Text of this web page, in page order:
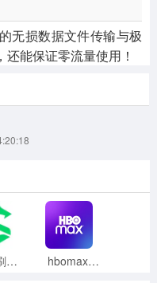
无损数据文件传输与极
能保证零流量使用！
黑鲨刷机助手手机最新版 hbomax通用版